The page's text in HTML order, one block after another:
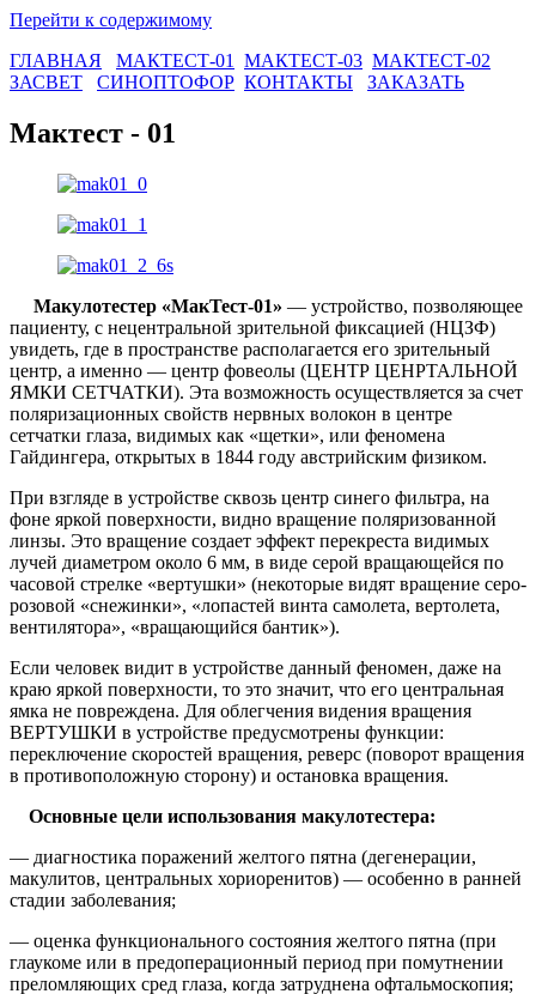
Перейти к содержимому
ГЛАВНАЯ
МАКТЕСТ-01 МАКТЕСТ-03 МАКТЕСТ-02
ЗАСВЕТ
СИНОПТОФОР КОНТАКТЫ ЗАКАЗАТЬ
Мактест - 01
Макулотестер «МакТест-01» — устройство, позволяющее
пациенту, с нецентральной зрительной фиксацией (НЦЗФ)
увидеть, где в пространстве располагается его зрительный
центр, а именно — центр фовеолы (ЦЕНТР ЦЕНРТАЛЬНОЙ
ЯМКИ СЕТЧАТКИ). Эта возможность осуществляется за счет
поляризационных свойств нервных волокон в центре
сетчатки глаза, видимых как «щетки», или феномена
Гайдингера, открытых в 1844 году австрийским физиком.
При взгляде в устройстве сквозь центр синего фильтра, на
фоне яркой поверхности, видно вращение поляризованной
линзы. Это вращение создает эффект перекреста видимых
лучей диаметром около 6 мм, в виде серой вращающейся по
часовой стрелке «вертушки» (некоторые видят вращение серо-
розовой «снежинки», «лопастей винта самолета, вертолета,
вентилятора», «вращающийся бантик»).
Если человек видит в устройстве данный феномен, даже на
краю яркой поверхности, то это значит, что его центральная
ямка не повреждена. Для облегчения видения вращения
ВЕРТУШКИ в устройстве предусмотрены функции:
переключение скоростей вращения, реверс (поворот вращения
в противоположную сторону) и остановка вращения.
Основные цели использования макулотестера:
— диагностика поражений желтого пятна (дегенерации,
макулитов, центральных хориоренитов) — особенно в ранней
стадии заболевания;
— оценка функционального состояния желтого пятна (при
глаукоме или в предоперационный период при помутнении
преломляющих сред глаза, когда затруднена офтальмоскопия;